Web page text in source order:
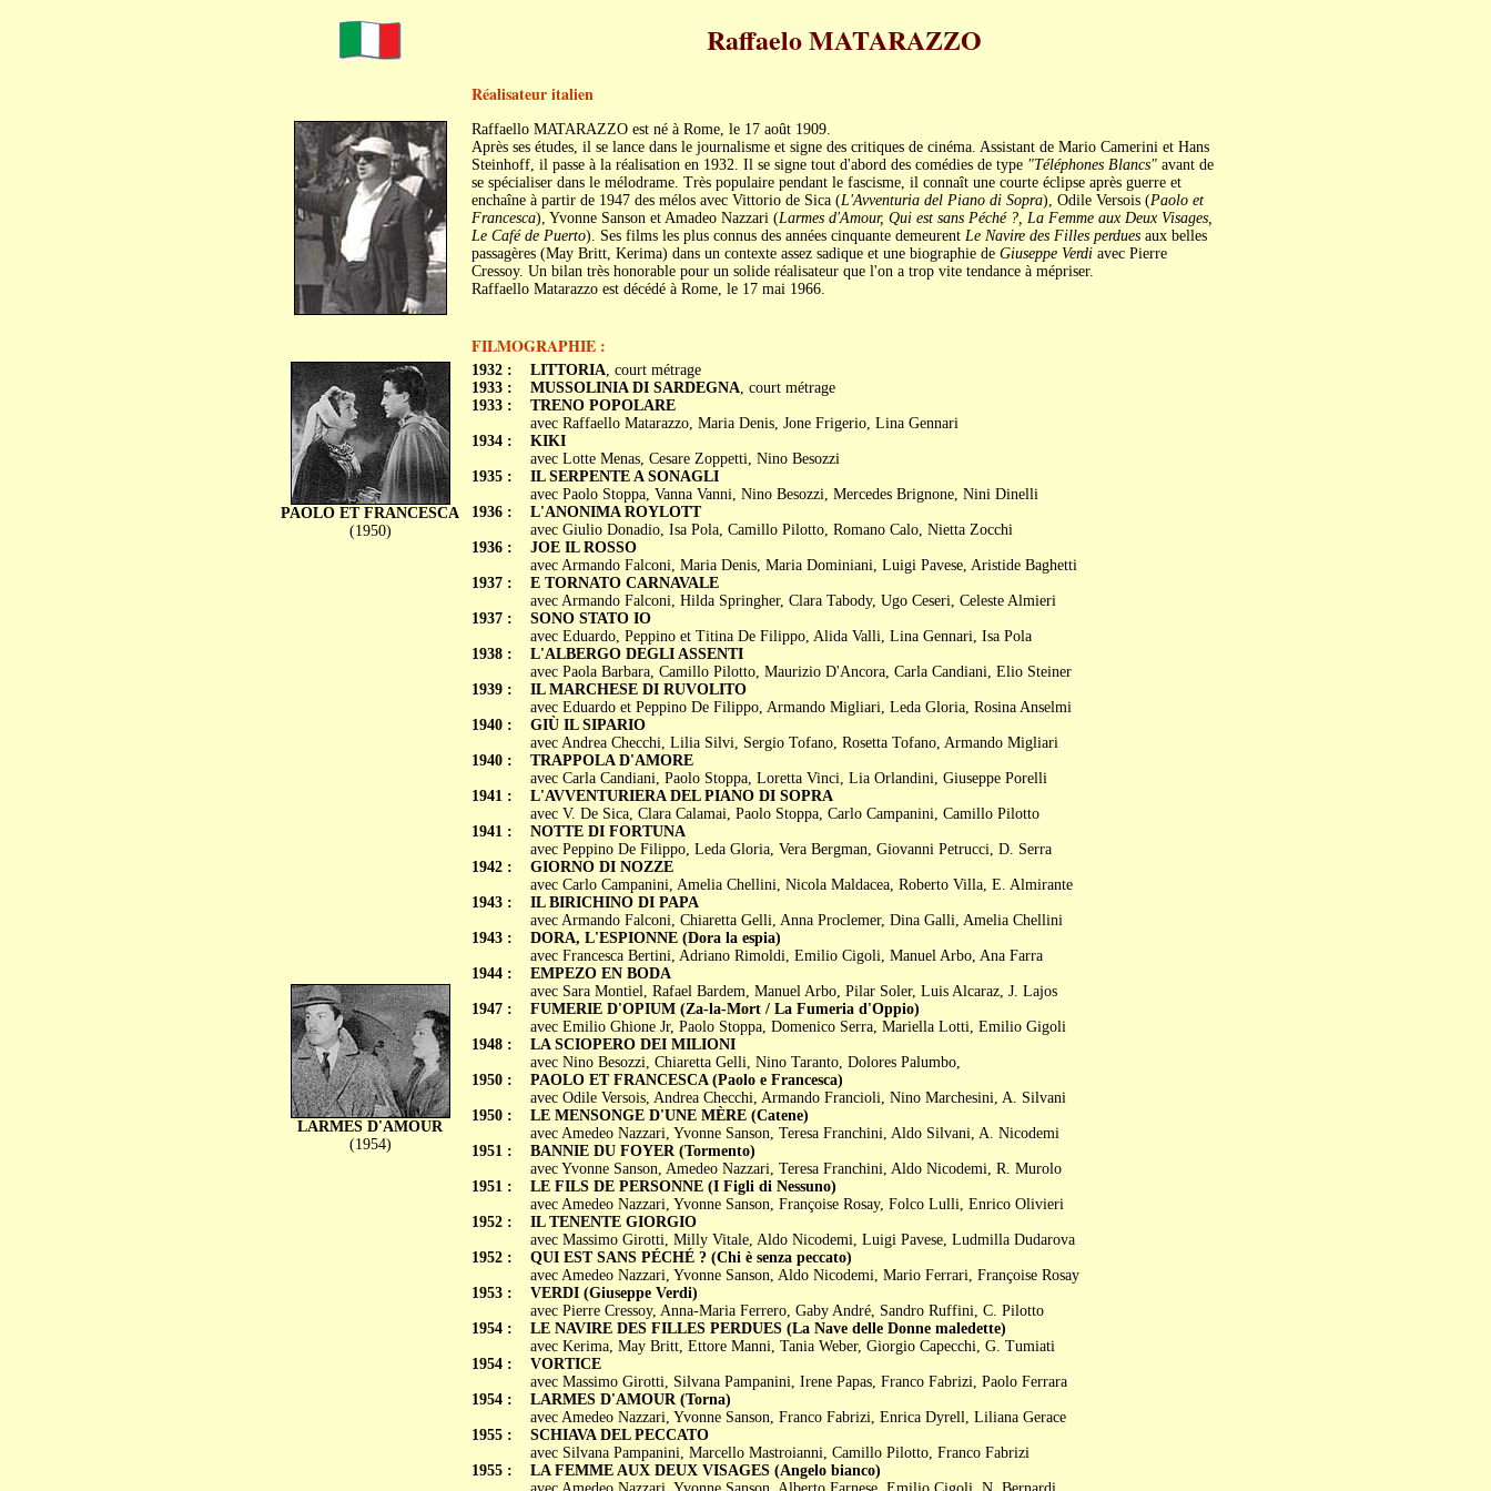
Raffaelo MATARAZZO
Réalisateur italien
Raffaello MATARAZZO est né à Rome, le 17 août 1909.
Après ses études, il se lance dans le journalisme et signe des critiques de cinéma. Assistant de Mario Camerini et Hans
Steinhoff, il passe à la réalisation en 1932. Il se signe tout d'abord des comédies de type "Téléphones Blancs"avant de
se spécialiser dans le mélodrame. Très populaire pendant le fascisme, il connaît une courte éclipse après guerre et
enchaîne à partir de 1947 des mélos avec Vittorio de Sica (L'Avventuria del Piano di Sopra), Odile Versois (Paolo et
Francesca), Yvonne Sanson et Amadeo Nazzari (Larmes d'Amour, Qui est sans Péché ?, La Femme aux Deux Visages,
Le Café de Puerto). Ses films les plus connus des années cinquante demeurent Le Navire des Filles perduesaux belles
passagères (May Britt, Kerima) dans un contexte assez sadique et une biographie de Giuseppe Verdiavec Pierre
Cressoy. Un bilan très honorable pour un solide réalisateur que l'on a trop vite tendance à mépriser.
Raffaello Matarazzo est décédé à Rome, le 17 mai 1966.
FILMOGRAPHIE :
PAOLO ET FRANCESCA
(1950)
LARMES D'AMOUR
(1954)
1932 :
1933 :
1933 :
1934 :
1935 :
1936 :
1936 :
1937 :
1937 :
1938 :
1939 :
1940 :
1940 :
1941 :
1941 :
1942 :
1943 :
1943 :
1944 :
1947 :
1948 :
1950 :
1950 :
1951 :
1951 :
1952 :
1952 :
1953 :
1954 :
1954 :
1954 :
1955 :
1955 :
LITTORIA, court métrage
MUSSOLINIA DI SARDEGNA, court métrage
TRENO POPOLARE
avec Raffaello Matarazzo, Maria Denis, Jone Frigerio, Lina Gennari
KIKI
avec Lotte Menas, Cesare Zoppetti, Nino Besozzi
IL SERPENTE A SONAGLI
avec Paolo Stoppa, Vanna Vanni, Nino Besozzi, Mercedes Brignone, Nini Dinelli
L'ANONIMA ROYLOTT
avec Giulio Donadio, Isa Pola, Camillo Pilotto, Romano Calo, Nietta Zocchi
JOE IL ROSSO
avec Armando Falconi, Maria Denis, Maria Dominiani, Luigi Pavese, Aristide Baghetti
E TORNATO CARNAVALE
avec Armando Falconi, Hilda Springher, Clara Tabody, Ugo Ceseri, Celeste Almieri
SONO STATO IO
avec Eduardo, Peppino et Titina De Filippo, Alida Valli, Lina Gennari, Isa Pola
L'ALBERGO DEGLI ASSENTI
avec Paola Barbara, Camillo Pilotto, Maurizio D'Ancora, Carla Candiani, Elio Steiner
IL MARCHESE DI RUVOLITO
avec Eduardo et Peppino De Filippo, Armando Migliari, Leda Gloria, Rosina Anselmi
GIÙ IL SIPARIO
avec Andrea Checchi, Lilia Silvi, Sergio Tofano, Rosetta Tofano, Armando Migliari
TRAPPOLA D'AMORE
avec Carla Candiani, Paolo Stoppa, Loretta Vinci, Lia Orlandini, Giuseppe Porelli
L'AVVENTURIERA DEL PIANO DI SOPRA
avec V. De Sica, Clara Calamai, Paolo Stoppa, Carlo Campanini, Camillo Pilotto
NOTTE DI FORTUNA
avec Peppino De Filippo, Leda Gloria, Vera Bergman, Giovanni Petrucci, D. Serra
GIORNO DI NOZZE
avec Carlo Campanini, Amelia Chellini, Nicola Maldacea, Roberto Villa, E. Almirante
IL BIRICHINO DI PAPA
avec Armando Falconi, Chiaretta Gelli, Anna Proclemer, Dina Galli, Amelia Chellini
DORA, L'ESPIONNE (Dora la espia)
avec Francesca Bertini, Adriano Rimoldi, Emilio Cigoli, Manuel Arbo, Ana Farra
EMPEZO EN BODA
avec Sara Montiel, Rafael Bardem, Manuel Arbo, Pilar Soler, Luis Alcaraz, J. Lajos
FUMERIE D'OPIUM (Za-la-Mort / La Fumeria d'Oppio)
avec Emilio Ghione Jr, Paolo Stoppa, Domenico Serra, Mariella Lotti, Emilio Gigoli
LA SCIOPERO DEI MILIONI
avec Nino Besozzi, Chiaretta Gelli, Nino Taranto, Dolores Palumbo,
PAOLO ET FRANCESCA (Paolo e Francesca)
avec Odile Versois, Andrea Checchi, Armando Francioli, Nino Marchesini, A. Silvani
LE MENSONGE D'UNE MÈRE (Catene)
avec Amedeo Nazzari, Yvonne Sanson, Teresa Franchini, Aldo Silvani, A. Nicodemi
BANNIE DU FOYER (Tormento)
avec Yvonne Sanson, Amedeo Nazzari, Teresa Franchini, Aldo Nicodemi, R. Murolo
LE FILS DE PERSONNE (I Figli di Nessuno)
avec Amedeo Nazzari, Yvonne Sanson, Françoise Rosay, Folco Lulli, Enrico Olivieri
IL TENENTE GIORGIO
avec Massimo Girotti, Milly Vitale, Aldo Nicodemi, Luigi Pavese, Ludmilla Dudarova
QUI EST SANS PÉCHÉ ? (Chi è senza peccato)
avec Amedeo Nazzari, Yvonne Sanson, Aldo Nicodemi, Mario Ferrari, Françoise Rosay
VERDI (Giuseppe Verdi)
avec Pierre Cressoy, Anna-Maria Ferrero, Gaby André, Sandro Ruffini, C. Pilotto
LE NAVIRE DES FILLES PERDUES (La Nave delle Donne maledette)
avec Kerima, May Britt, Ettore Manni, Tania Weber, Giorgio Capecchi, G. Tumiati
VORTICE
avec Massimo Girotti, Silvana Pampanini, Irene Papas, Franco Fabrizi, Paolo Ferrara
LARMES D'AMOUR (Torna)
avec Amedeo Nazzari, Yvonne Sanson, Franco Fabrizi, Enrica Dyrell, Liliana Gerace
SCHIAVA DEL PECCATO
avec Silvana Pampanini, Marcello Mastroianni, Camillo Pilotto, Franco Fabrizi
LA FEMME AUX DEUX VISAGES (Angelo bianco)